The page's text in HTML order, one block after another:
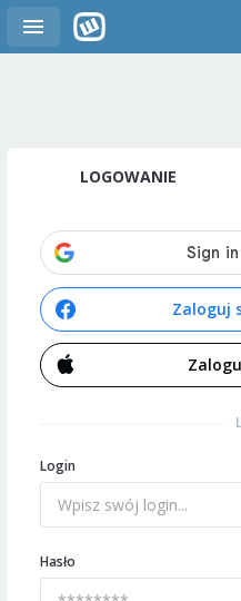
LOGOWANIE
Zaloguj
Login
Hasło